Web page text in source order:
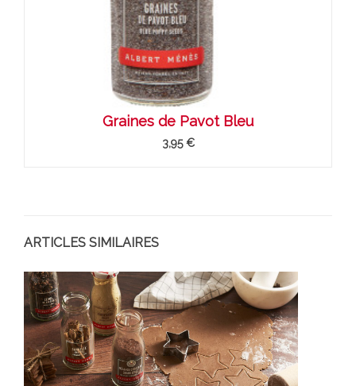
Graines de Pavot Bleu
3,95 €
ARTICLES SIMILAIRES